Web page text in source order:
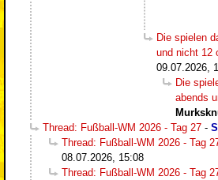
Die spielen
und nicht 12
09.07.2026,
Die
abends
Thread: Fußball-WM 2026 - Tag 27 -
Thread: Fußball-WM 2026 - Tag
08.07.2026, 15:08
Thread: Fußball-WM 2026 - Tag